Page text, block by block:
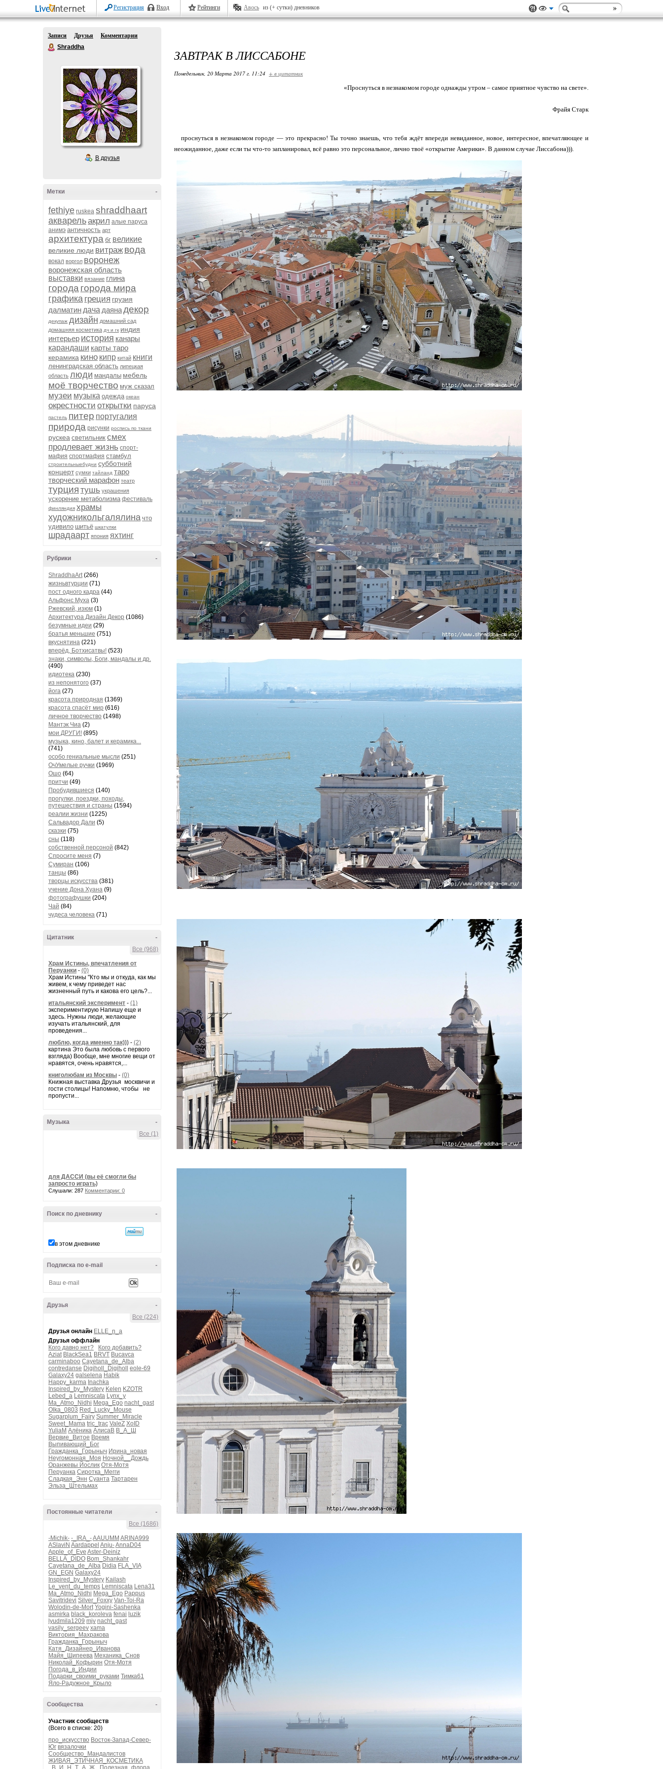
Регистрация Вход Рейтинги Авось из (+ сутки) дневников
Записи Друзья
Комментарии
Shraddha
В друзья
-
Метки
fethiye ruskea shraddhaart
акварельакрил алые паруса
анимэ античность арт
архитектура бг великие
великие люди витраж вода
вокал воргол воронеж
воронежская область
выставки вязание глина
города города мира
графика греция грузия
далматин дача даянадекор
декупаж дизайн домашний сад
домашняя косметика дч и гк индия
интерьер история канары
карандаши карты таро
керамика кино кипр китай книги
ленинградская область липецкая
область люди мандалы мебель
моё творчество муж сказал
музеи музыка одежда океан
окрестности открытки паруса
пастель питер португалия
природа рисунки роспись по ткани
рускеа светильник смех
продлевает жизнь спорт-
мафия спортмафия стамбул
строительныебудни субботний
концерт сумки тайланд таро
творческий марафон театр
турция тушь украшения
ускорение метаболизма фестиваль
финляндия храмы
художникольгалялина что
удивило шитьё шкатулки
шрадаарт япония яхтинг
-
Рубрики
ShraddhaArt(266)
жизньвтурции (71)
пост одного кадра (44)
Альфонс Муха (3)
Ржевский, изюм (1)
Архитектура Дизайн Декор (1086)
безумные идеи (29)
братья меньшие (751)
вкуснятина (221)
вперёд, Ботхисатвы! (523)
знаки, символы, Боги, мандалы и др.
(490)
идиотека (230)
из непонятого (37)
йога (27)
красота природная (1369)
красота спасёт мир (616)
личное творчество (1498)
Мантэк Чиа (2)
мои ДРУГИ! (895)
музыка, кино, балет и керамика...
(741)
особо гениальные мысли (251)
ОчУмелые ручки (1969)
Ошо (64)
притчи (49)
Пробудившиеся (140)
прогулки, поездки, походы,
путешествия и страны (1594)
реалии жизни (1225)
Сальвадор Дали (5)
сказки (75)
сны (118)
собственной персоной (842)
Спросите меня (7)
Сумиран (106)
танцы (86)
творцы искусства (381)
учение Дона Хуана (9)
фотографушки (204)
Чай (84)
чудеса человека (71)
-
Цитатник
Все (968)
Храм Истины, впечатления от
Перуанки - (0)
Храм Истины "Кто мы и откуда, как мы
живем, к чему приведет нас
жизненный путь и какова его цель?...
итальянский эксперимент - (1)
экспериментирую Напишу еще и
здесь. Нужны люди, желающие
изучать итальянский, для
проведения...
люблю, когда именно так))) - (2)
картина Это была любовь с первого
взгляда) Вообще, мне многие вещи от
нравятся, очень нравятся,...
книголюбам из Москвы - (0)
Книжная выставка Друзья москвичи и
гости столицы! Напомню, чтобы не
пропусти...
-
Музыка
Все (1)
для ДАССИ (вы её смогли бы
запросто играть)
Слушали: 287 Комментарии: 0
-
Поиск по дневнику
в этом дневнике
-
Подписка по e-mail
-
Друзья
Все (224)
Друзья онлайн ELLE_n_a
Друзья оффлайн
Кого давно нет?
Кого добавить?
Aziat BlackSea1 BRVT Bucavca
carminaboo Cayetana_de_Alba
contredanse Digiholl_Digiholl
eole-69
Galaxy24 galselena Habik
Happy_karma Inachka
Inspired_by_Mystery Kelen KZOTR
Lebed_a Lemniscata Lynx_y
Ma_Atmo_Nidhi Mega_Ego nacht_gast
Olka_0803 Red_Lucky_Mouse
Sugarplum_Fairy Summer_Miracle
Sweet_Mama tric_trac ValeZ XoID
YuliaM Алёника АлисаВ В_А_Ш
Вервие_Витое Время
Выпивающий_Бог
Гражданка_Горыныч Ирина_новая
Неугомонная_Моя Ночной__Дождь
Оранжевы Йослик Отя-Мотя
Перуанка Сиротка_Мегги
Сладкая_Энн Суанта Тартарен
Эльза_Штельмах
-
Постоянные читатели
Все (1686)
-Michik- -_IRA_-AAUUMM ARINA999
ASlaviN Aardappel Anju-AnnaD04
Apple_of_Eve Aster-Deiniz
BELLA_DIDO Bom_Shankahr
Cayetana_de_Alba Didia FLA_VIA
GN_EGN Galaxy24
Inspired_by_Mystery Kailash
Le_vent_du_temps Lemniscata Lena31
Ma_Atmo_Nidhi Mega_Ego Pappus
Savitridevi Silver_Foxxy Van-Toi-Ra
Wolodin-de-Mort Yogini-Sashenka
asmirka black_koroleva fenai luzik
lyudmila1209 mjv nacht_gast
vasily_sergeev xama
Виктория_Махракова
Гражданка_Горыныч
Катя_Дизайнер_Иванова
Майя_Шипеева Механика_Снов
Николай_Кофырин Отя-Мотя
Погода_в_Индии
Подарки_своими_руками Тимка61
Яло-Радужное_Крыло
-
Сообщества
Участник сообществ
(Всего в списке: 20)
про_искусство Восток-Запад-Север-
Юг вязалочки
Сообщество_Мандалистов
ЖИВАЯ_ЭТИЧНАЯ_КОСМЕТИКА
_В_И_Н_Т_А_Ж_
Полезная_флора
ЗАВТРАК В ЛИССАБОНЕ
Понедельник, 20 Марта 2017 г. 11:24 + в цитатник
«Проснуться в незнакомом городе однажды утром – самое приятное чувство на свете».
Фрайя Старк
проснуться в незнакомом городе — это прекрасно! Ты точно знаешь, что тебя ждёт впереди невиданное, новое, интересное, впечатляющее и
неожиданное, даже если ты что-то запланировал, всё равно это персональное, лично твоё «открытие Америки». В данном случае Лиссабона))).